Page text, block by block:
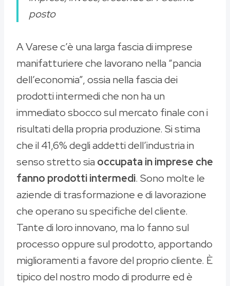
posto
A Varese c’è una larga fascia di imprese
manifatturiere che lavorano nella “pancia
dell’economia”, ossia nella fascia dei
prodotti intermedi che non ha un
immediato sbocco sul mercato finale con i
risultati della propria produzione. Si stima
che il 41,6% degli addetti dell’industria in
senso stretto sia occupata in imprese che
fanno prodotti intermedi. Sono molte le
aziende di trasformazione e di lavorazione
che operano su specifiche del cliente.
Tante di loro innovano, ma lo fanno sul
processo oppure sul prodotto, apportando
miglioramenti a favore del proprio cliente. È
tipico del nostro modo di produrre ed è